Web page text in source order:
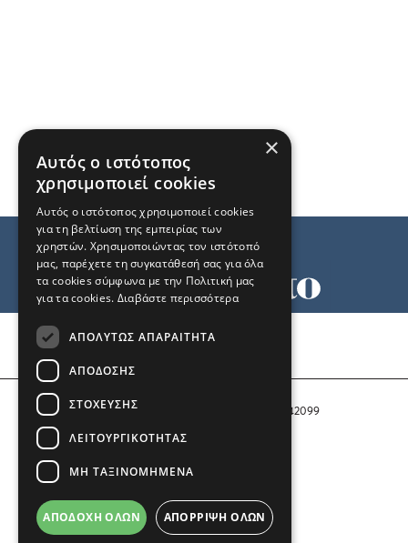
Αριθμός Πιστοποίησης Μ.Η.Τ. 242099
COPYRIGHT © 2026 Το Μανιφέστο
×
Αυτός ο ιστότοπος
χρησιμοποιεί cookies
Αυτός ο ιστότοπος χρησιμοποιεί cookies
για τη βελτίωση της εμπειρίας των
χρηστών. Χρησιμοποιώντας τον ιστότοπό
μας, παρέχετε τη συγκατάθεσή σας για όλα
τα cookies σύμφωνα με την Πολιτική μας
για τα cookies. Διαβάστε περισσότερα
ΑΠΟΛΎΤΩΣ ΑΠΑΡΑΊΤΗΤΑ
ΑΠΌΔΟΣΗΣ
ΣΤΌΧΕΥΣΗΣ
ΛΕΙΤΟΥΡΓΙΚΌΤΗΤΑΣ
ΜΗ ΤΑΞΙΝΟΜΗΜΈΝΑ
ΑΠΟΔΟΧΉ ΌΛΩΝ ΑΠΌΡΡΙΨΗ ΌΛΩΝ